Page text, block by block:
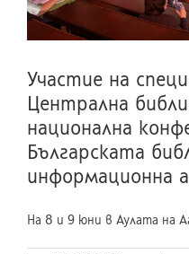
Участие на
Централна
национална
Българската
информационна
На 8 и 9 юни в Аулата на